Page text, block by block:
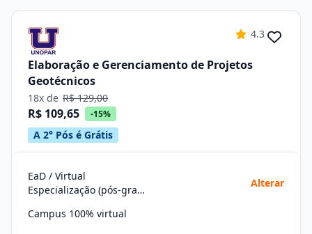
4.3
Elaboração e Gerenciamento de Projetos
Geotécnicos
18x de R$ 129,00
R$ 109,65 -15%
A 2° Pós é Grátis
EaD / Virtual
Especialização (pós-graduação)
Alterar
Campus 100% virtual